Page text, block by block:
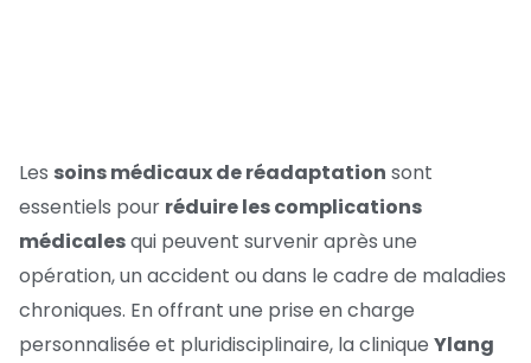
Les soins médicaux de réadaptation sont
essentiels pour réduire les complications
médicalesqui peuvent survenir après une
opération, un accident ou dans le cadre de maladies
chroniques. En offrant une prise en charge
personnalisée et pluridisciplinaire, la clinique Ylang